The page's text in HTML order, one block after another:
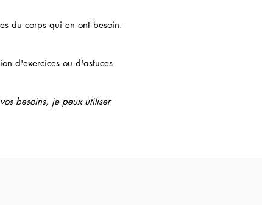
du corps qui en ont besoin.
d'exercices ou d'astuces
besoins, je peux utiliser